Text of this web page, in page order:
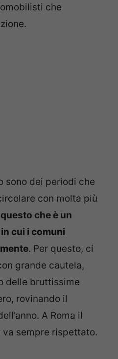
che
sono dei periodi che
con molta più
che è un
cui i comuni
. Per questo, ci
grande cautela,
delle bruttissime
rovinando il
A Roma il
sempre rispettato.